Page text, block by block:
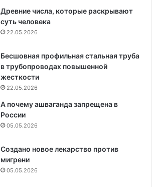
Древние числа, которые раскрывают
суть человека
22.05.2026
Бесшовная профильная стальная труба
в трубопроводах повышенной
жесткости
22.05.2026
А почему ашваганда запрещена в
России
05.05.2026
Создано новое лекарство против
мигрени
05.05.2026